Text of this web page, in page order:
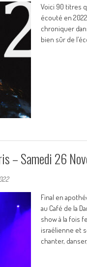
Voici 90 titres
écouté en
chroniquer
bien sûr de
– Samedi 26
Final en
au Café de la
show à la fois
israélienne et
chanter,